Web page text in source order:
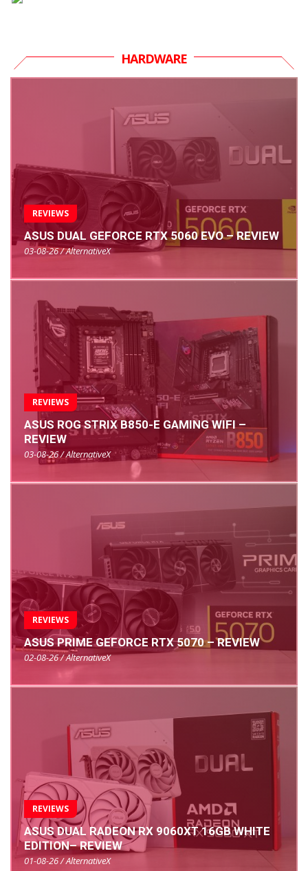
HARDWARE
REVIEWS
ASUS DUAL GEFORCE RTX 5060 EVO – REVIEW
03-08-26 / AlternativeX
REVIEWS
ASUS ROG STRIX B850-E GAMING WIFI –
REVIEW
03-08-26 / AlternativeX
REVIEWS
ASUS PRIME GEFORCE RTX 5070 – REVIEW
02-08-26 / AlternativeX
REVIEWS
ASUS DUAL RADEON RX 9060XT 16GB WHITE
EDITION– REVIEW
01-08-26 / AlternativeX